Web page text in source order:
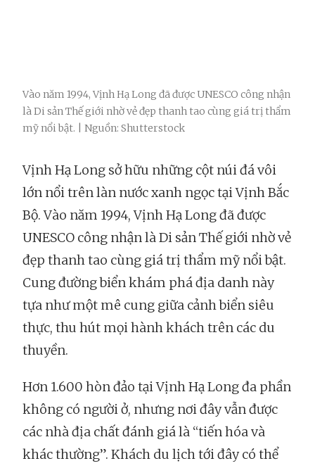
Vào năm 1994, Vịnh Hạ Long đã được UNESCO công nhận
là Di sản Thế giới nhờ vẻ đẹp thanh tao cùng giá trị thẩm
mỹ nổi bật. | Nguồn: Shutterstock
Vịnh Hạ Long sở hữu những cột núi đá vôi
lớn nổi trên làn nước xanh ngọc tại Vịnh Bắc
Bộ. Vào năm 1994, Vịnh Hạ Long đã được
UNESCO công nhận là Di sản Thế giới nhờ vẻ
đẹp thanh tao cùng giá trị thẩm mỹ nổi bật.
Cung đường biển khám phá địa danh này
tựa như một mê cung giữa cảnh biển siêu
thực, thu hút mọi hành khách trên các du
thuyền.
Hơn 1.600 hòn đảo tại Vịnh Hạ Long đa phần
không có người ở, nhưng nơi đây vẫn được
các nhà địa chất đánh giá là “tiến hóa và
khác thường”. Khách du lịch tới đây có thể